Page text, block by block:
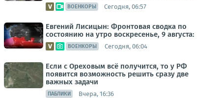
ВОЕНКОРЫ Сегодня, 06:57
Евгений Лисицын: Фронтовая сводка по
состоянию на утро воскресенье, 9 августа:
ВОЕНКОРЫ Сегодня, 06:04
Если с Ореховым всё получится, то у РФ
появится возможность решить сразу две
важных задачи
ПАБЛИКИ Вчера, 16:36